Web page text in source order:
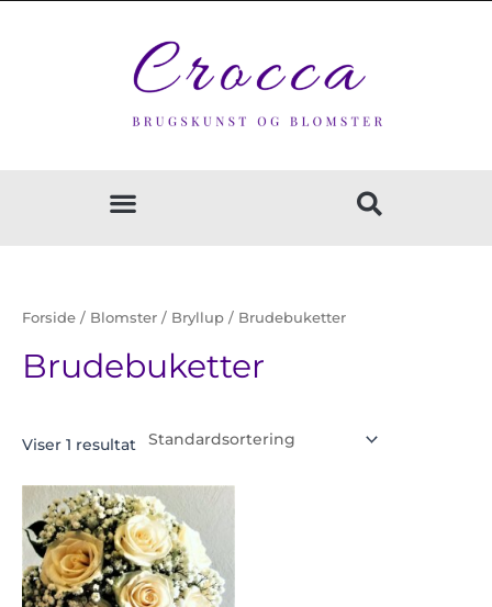
Forside / Blomster / Bryllup / Brudebuketter
Brudebuketter
Viser 1 resultat